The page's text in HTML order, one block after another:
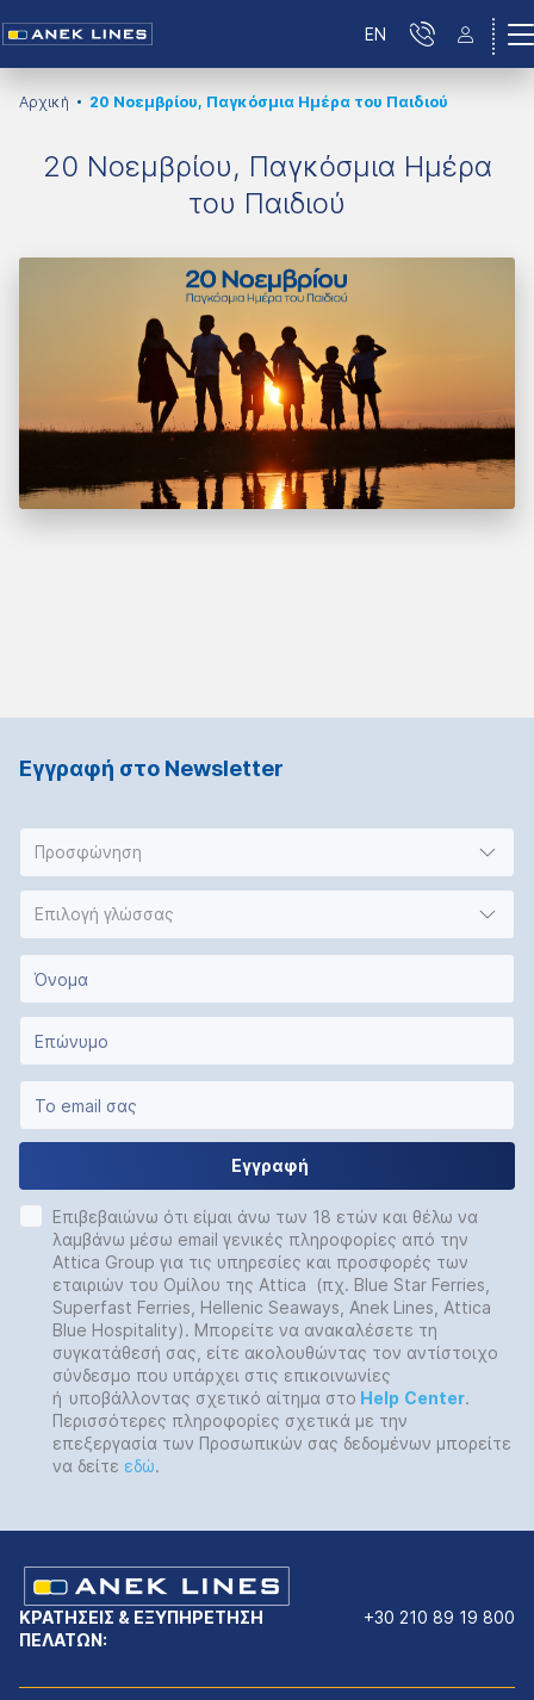
EN
Αρχική 20 Νοεμβρίου, Παγκόσμια Ημέρα του Παιδιού
20 Νοεμβρίου, Παγκόσμια Ημέρα
του Παιδιού
Εγγραφή στο Νewsletter
Προσφώνηση
Επιλογή γλώσσας
Εγγραφή
Επιβεβαιώνω ότι είμαι άνω των 18 ετών και θέλω να
λαμβάνω μέσω email γενικές πληροφορίες από την
Attica Group για τις υπηρεσίες και προσφορές των
εταιριών του Ομίλου της Attica (πχ. Blue Star Ferries,
Superfast Ferries, Hellenic Seaways, Anek Lines, Attica
Blue Hospitality). Μπορείτε να ανακαλέσετε τη
συγκατάθεσή σας, είτε ακολουθώντας τον αντίστοιχο
σύνδεσμο που υπάρχει στις επικοινωνίες
ή υποβάλλοντας σχετικό αίτημα στο Help Center.
Περισσότερες πληροφορίες σχετικά με την
επεξεργασία των Προσωπικών σας δεδομένων μπορείτε
να δείτε εδώ.
ΚΡΑΤΗΣΕΙΣ & ΕΞΥΠΗΡΕΤΗΣΗ
ΠΕΛΑΤΩΝ:
+30 210 89 19 800